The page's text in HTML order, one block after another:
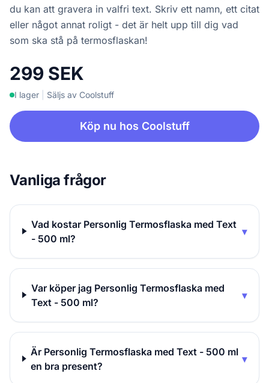
du kan att gravera in valfri text. Skriv ett namn, ett citat
eller något annat roligt - det är helt upp till dig vad
som ska stå på termosflaskan!
299 SEK
I lager Säljs av Coolstuff
Köp nu hos Coolstuff
Vanliga frågor
Vad kostar Personlig Termosflaska med Text
- 500 ml?
▾
Var köper jag Personlig Termosflaska med
Text - 500 ml?
▾
Är Personlig Termosflaska med Text - 500 ml
en bra present?
▾